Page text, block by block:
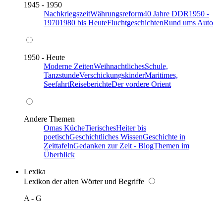
1945 - 1950
NachkriegszeitWährungsreform40 Jahre DDR1950 -
19701980 bis HeuteFluchtgeschichtenRund ums Auto
1950 - Heute
Moderne ZeitenWeihnachtlichesSchule,
TanzstundeVerschickungskinderMaritimes,
SeefahrtReiseberichteDer vordere Orient
Andere Themen
Omas KücheTierischesHeiter bis
poetischGeschichtliches WissenGeschichte in
ZeittafelnGedanken zur Zeit - BlogThemen im
Überblick
Lexika
Lexikon der alten Wörter und Begriffe
A - G